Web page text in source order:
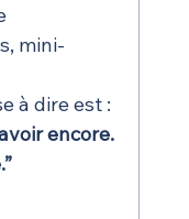
mini-
à dire est :
encore.